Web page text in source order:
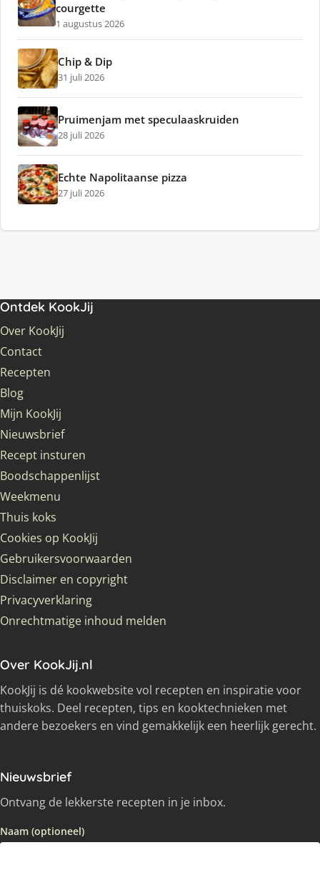
courgette
1 augustus 2026
Chip & Dip
31 juli 2026
Pruimenjam met speculaaskruiden
28 juli 2026
Echte Napolitaanse pizza
27 juli 2026
Ontdek KookJij
Over KookJij
Contact
Recepten
Blog
Mijn KookJij
Nieuwsbrief
Recept insturen
Boodschappenlijst
Weekmenu
Thuis koks
Cookies op KookJij
Gebruikersvoorwaarden
Disclaimer en copyright
Privacyverklaring
Onrechtmatige inhoud melden
Over KookJij.nl
KookJij is dé kookwebsite vol recepten en inspiratie voor
thuiskoks. Deel recepten, tips en kooktechnieken met
andere bezoekers en vind gemakkelijk een heerlijk gerecht.
Nieuwsbrief
Ontvang de lekkerste recepten in je inbox.
Naam (optioneel)